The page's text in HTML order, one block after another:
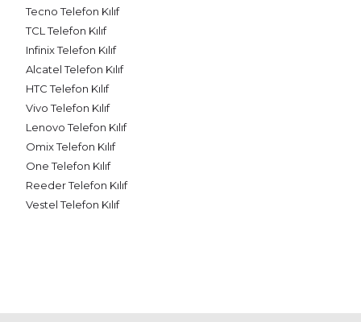
Tecno Telefon Kılıf
TCL Telefon Kılıf
Infinix Telefon Kılıf
Alcatel Telefon Kılıf
HTC Telefon Kılıf
Vivo Telefon Kılıf
Lenovo Telefon Kılıf
Omix Telefon Kılıf
One Telefon Kılıf
Reeder Telefon Kılıf
Vestel Telefon Kılıf